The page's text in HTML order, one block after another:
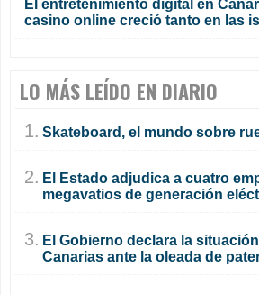
El entretenimiento digital en
casino online creció tanto en las
LO MÁS LEÍDO EN DIARIO
1. Skateboard, el mundo sobre
2. El Estado adjudica a cuatro
megavatios de generación
3. El Gobierno declara la
Canarias ante la oleada de